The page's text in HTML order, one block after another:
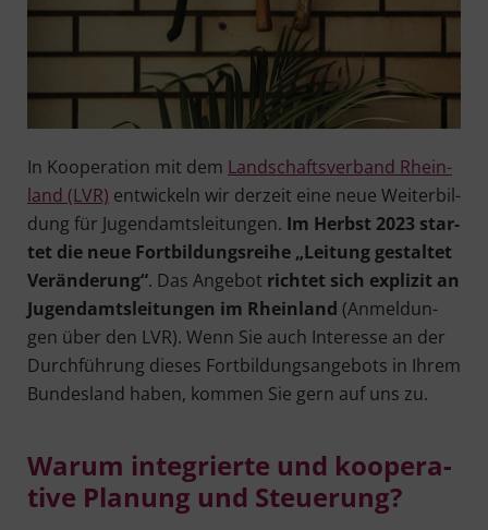
In Koope­ra­ti­on mit dem Land­schafts­ver­band Rhein­
land (LVR) ent­wi­ckeln wir der­zeit eine neue Wei­ter­bil­
dung für Jugend­amts­lei­tun­gen. Im Herbst 2023 star­
tet die neue Fort­bil­dungs­rei­he „Lei­tung gestal­tet
Ver­än­de­rung“. Das Ange­bot rich­tet sich expli­zit an
Jugend­amts­lei­tun­gen im Rhein­land (Anmel­dun­
gen über den LVR). Wenn Sie auch Inter­es­se an der
Durch­füh­rung die­ses Fort­bil­dungs­an­ge­bots in Ihrem
Bun­des­land haben, kom­men Sie gern auf uns zu.
War­um inte­grier­te und koope­ra­
ti­ve Pla­nung und Steue­rung?